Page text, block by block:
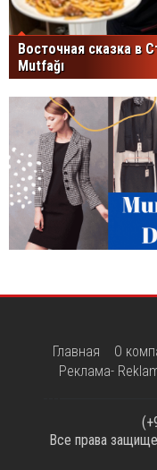
Восточная сказка в
Mutfağı
Главная О
Реклама-
Все права